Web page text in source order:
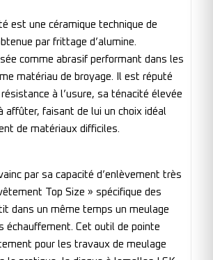
est une céramique technique de
par frittage d’alumine.
comme abrasif performant dans les
matériau de broyage. Il est réputé
à l’usure, sa ténacité élevée
affûter, faisant de lui un choix idéal
de matériaux difficiles.
par sa capacité d’enlèvement très
Top Size » spécifique des
dans un même temps un meulage
échauffement. Cet outil de pointe
pour les travaux de meulage